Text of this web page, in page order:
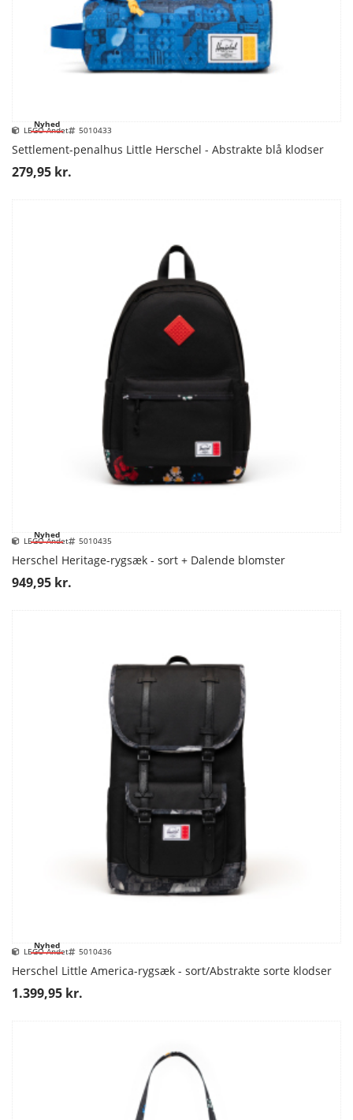
Nyhed
LEGO Andet 5010433
Settlement-penalhus Little Herschel - Abstrakte blå klodser
279,95 kr.
Nyhed
LEGO Andet 5010435
Herschel Heritage-rygsæk - sort + Dalende blomster
949,95 kr.
Nyhed
LEGO Andet 5010436
Herschel Little America-rygsæk - sort/Abstrakte sorte klodser
1.399,95 kr.